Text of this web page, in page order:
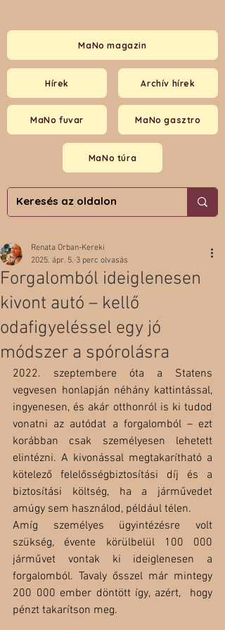
Hírek
MaNo magazin
MaNo fuvar MaNo gasztro
MaNo túra
Archív hírek
Forgalomból ideiglenesen
kivont autó – kellő
odafigyeléssel egy jó
módszer a spórolásra
Renata Orban-Kereki
2025. ápr. 5. 3 perc olvasás
2022. szeptembere óta a Statens
vegvesen honlapján néhány kattintással,
ingyenesen, és akár otthonról is ki tudod
vonatni az autódat a forgalomból – ezt
korábban csak személyesen lehetett
elintézni. A kivonással megtakarítható a
kötelező felelősségbiztosítási díj és a
biztosítási költség, ha a járművedet
amúgy sem használod, például télen.
Amíg személyes ügyintézésre volt
szükség, évente körülbelül 100 000
járművet vontak ki ideiglenesen a
forgalomból. Tavaly ősszel már mintegy
200 000 ember döntött így, azért,  hogy
pénzt takarítson meg.